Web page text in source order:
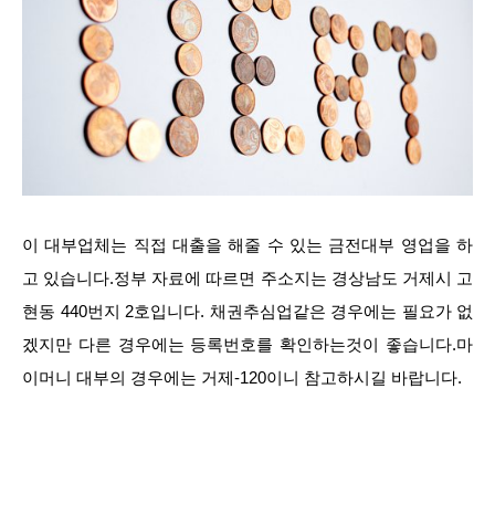
이 대부업체는 직접 대출을 해줄 수 있는 금전대부 영업을 하
고 있습니다.정부 자료에 따르면 주소지는 경상남도 거제시 고
현동 440번지 2호입니다. 채권추심업같은 경우에는 필요가 없
겠지만 다른 경우에는 등록번호를 확인하는것이 좋습니다.마
이머니 대부의 경우에는 거제-120이니 참고하시길 바랍니다.